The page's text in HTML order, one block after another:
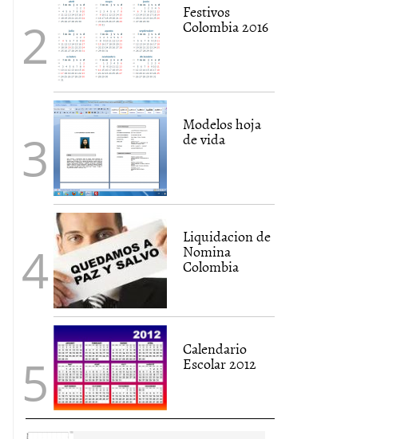
Festivos
Colombia 2016
Modelos hoja
de vida
Liquidacion de
Nomina
Colombia
Calendario
Escolar 2012